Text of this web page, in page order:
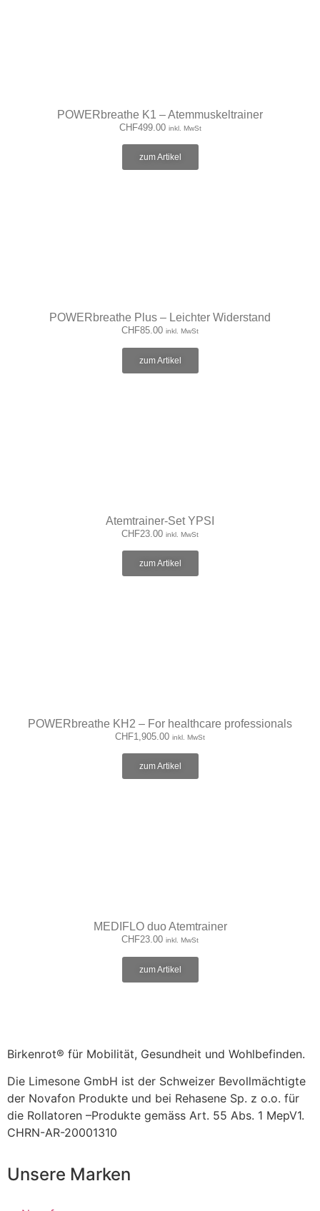
POWERbreathe K1 – Atemmuskeltrainer
CHF499.00 inkl. MwSt
zum Artikel
POWERbreathe Plus – Leichter Widerstand
CHF85.00 inkl. MwSt
zum Artikel
Atemtrainer-Set YPSI
CHF23.00 inkl. MwSt
zum Artikel
POWERbreathe KH2 – For healthcare professionals
CHF1,905.00 inkl. MwSt
zum Artikel
MEDIFLO duo Atemtrainer
CHF23.00 inkl. MwSt
zum Artikel
Birkenrot® für Mobilität, Gesundheit und Wohlbefinden.
Die Limesone GmbH ist der Schweizer Bevollmächtigte
der Novafon Produkte und bei Rehasene Sp. z o.o. für
die Rollatoren –Produkte gemäss Art. 55 Abs. 1 MepV1.
CHRN-AR-20001310
Unsere Marken